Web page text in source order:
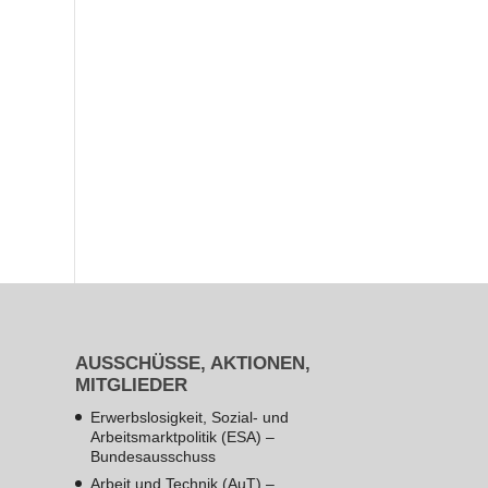
AUSSCHÜSSE, AKTIONEN,
MITGLIEDER
Erwerbslosigkeit, Sozial- und
Arbeitsmarktpolitik (ESA) –
Bundesausschuss
Arbeit und Technik (AuT) –